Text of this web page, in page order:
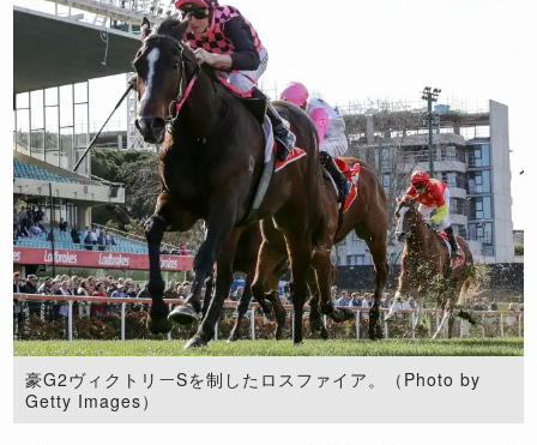
豪G2ヴィクトリーSを制したロスファイア。（Photo by
Getty Images）